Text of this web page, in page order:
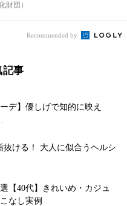
財団）
Recommended by
記事
デ】優しげで知的に映え
ける！ 大人に似合うヘルシ
【40代】きれいめ・カジュ
なし実例